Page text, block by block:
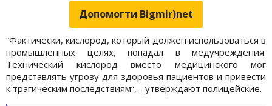
Допомогти Bigmir)net
“Фактически, кислород, который должен использоваться в
промышленных целях, попадал в медучреждения.
Технический кислород вместо медицинского мог
представлять угрозу для здоровья пациентов и привести
к трагическим последствиям“, - утверждают полицейские.